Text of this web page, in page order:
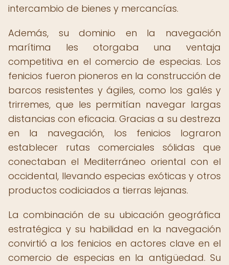
intercambio de bienes y mercancías.
Además, su dominio en la navegación
marítima les otorgaba una ventaja
competitiva en el comercio de especias. Los
fenicios fueron pioneros en la construcción de
barcos resistentes y ágiles, como los galés y
trirremes, que les permitían navegar largas
distancias con eficacia. Gracias a su destreza
en la navegación, los fenicios lograron
establecer rutas comerciales sólidas que
conectaban el Mediterráneo oriental con el
occidental, llevando especias exóticas y otros
productos codiciados a tierras lejanas.
La combinación de su ubicación geográfica
estratégica y su habilidad en la navegación
convirtió a los fenicios en actores clave en el
comercio de especias en la antigüedad. Su